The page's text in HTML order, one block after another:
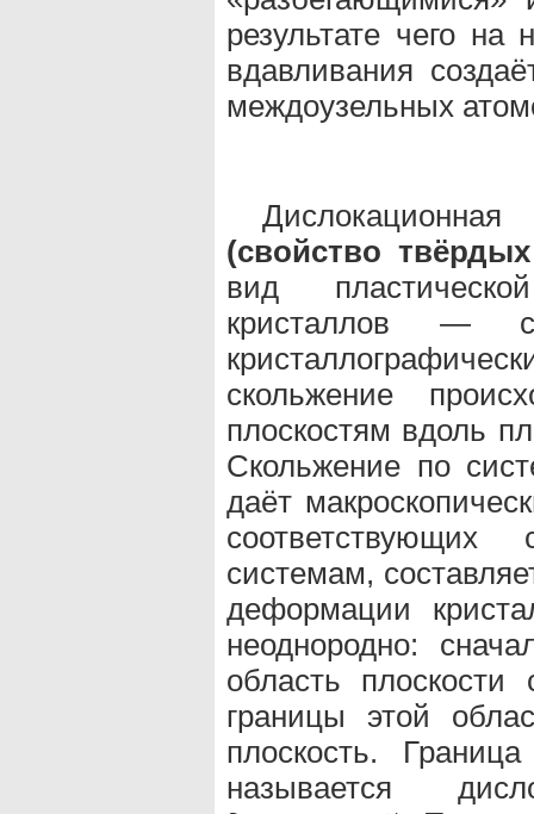
результате чего на
вдавливания
междоузельных
(свойство
вид
кристаллов —
скольжение
плоскостям вдоль
Скольжение по
даёт
системам,
деформации
неоднородно:
область плоскости
границы этой
плоскость.
называется